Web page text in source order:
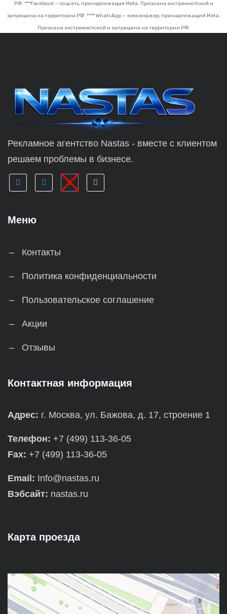
РФ. ***Facebook — соцсеть, принадлежащая Meta. Признана экстремистской и
запрещена на территории РФ. **** WhatsApp — мессенджер, принадлежащий Meta.
Признана экстремистской и запрещена на территории РФ.
Рекламное агентство Nastas - вместе с клиентом
решаем проблемы в бизнесе.
Меню
Контакты
Политика конфиденциальности
Пользовательское соглашение
Акции
Отзывы
Контактная информация
Адрес: г. Москва, ул. Бажова, д. 17, строение 1
Телефон: +7 (499) 113-36-05
Fax: +7 (499) 113-36-05
Email: Info@nastas.ru
Вэбсайт: nastas.ru
Карта проезда